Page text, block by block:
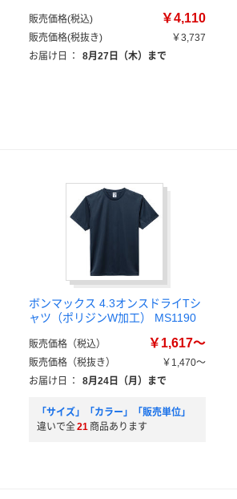
販売価格(税込) ￥4,110
販売価格(税抜き)
￥3,737
お届け日
： 8月27日（木）まで
ボンマックス 4.3オンスドライTシ
ャツ（ポリジンW加工） MS1190
販売価格（税込） ￥1,617～
販売価格（税抜き）
￥1,470～
お届け日
： 8月24日（月）まで
「サイズ」「カラー」「販売単位」
違いで全21 商品あります